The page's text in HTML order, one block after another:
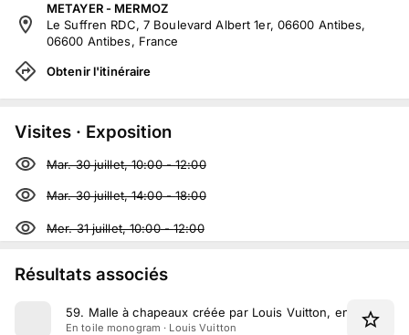
METAYER - MERMOZ
Le Suffren RDC, 7 Boulevard Albert 1er, 06600 Antibes,
06600 Antibes, France
Obtenir l'itinéraire
Visites · Exposition
Mar. 30 juillet, 10:00-12:00
Mar. 30 juillet, 14:00-18:00
Mer. 31 juillet, 10:00-12:00
Résultats associés
59. Malle à chapeaux créée par Louis Vuitton, en toile
En toile monogram · Louis Vuitton